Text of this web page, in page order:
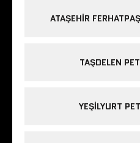
ATAŞEHIR
TAŞDELEN
YEŞILYURT